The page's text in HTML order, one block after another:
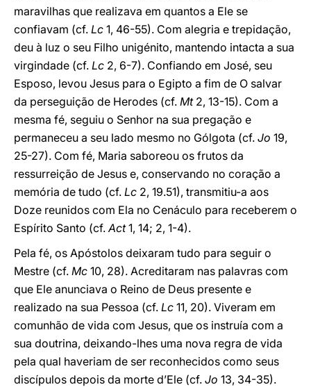
maravilhas que realizava em quantos a Ele se
confiavam (cf. Lc 1, 46-55). Com alegria e trepidação,
deu à luz o seu Filho unigénito, mantendo intacta a sua
virgindade (cf. Lc 2, 6-7). Confiando em José, seu
Esposo, levou Jesus para o Egipto a fim de O salvar
da perseguição de Herodes (cf. Mt2, 13-15). Com a
mesma fé, seguiu o Senhor na sua pregação e
permaneceu a seu lado mesmo no Gólgota (cf. Jo 19,
25-27). Com fé, Maria saboreou os frutos da
ressurreição de Jesus e, conservando no coração a
memória de tudo (cf. Lc 2, 19.51), transmitiu-a aos
Doze reunidos com Ela no Cenáculo para receberem o
Espírito Santo (cf.Act1, 14; 2, 1-4).
Pela fé, os Apóstolos deixaram tudo para seguir o
Mestre (cf. Mc 10, 28). Acreditaram nas palavras com
que Ele anunciava o Reino de Deus presente e
realizado na sua Pessoa (cf. Lc 11, 20). Viveram em
comunhão de vida com Jesus, que os instruía com a
sua doutrina, deixando-lhes uma nova regra de vida
pela qual haveriam de ser reconhecidos como seus
discípulos depois da morte d’Ele (cf. Jo 13, 34-35).